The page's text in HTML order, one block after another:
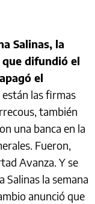
Salinas, la
difundió el
el
las firmas
también
una banca en la
Fueron,
Avanza. Y se
la semana
anunció que